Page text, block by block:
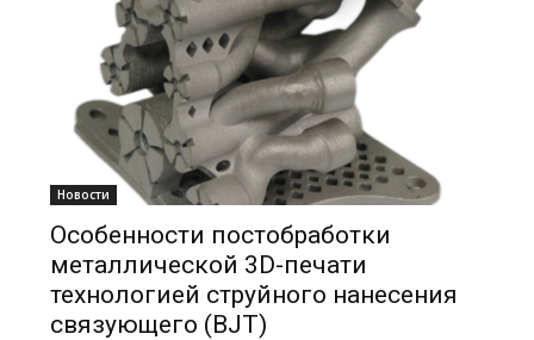
Новости
Особенности постобработки
металлической 3D-печати
технологией струйного нанесения
связующего (BJT)